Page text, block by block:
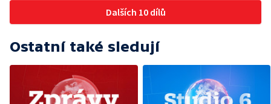
Dalších 10 dílů
Ostatní také sledují